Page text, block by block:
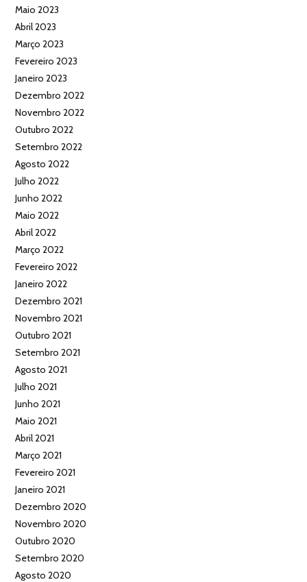
Maio 2023
Abril 2023
Março 2023
Fevereiro 2023
Janeiro 2023
Dezembro 2022
Novembro 2022
Outubro 2022
Setembro 2022
Agosto 2022
Julho 2022
Junho 2022
Maio 2022
Abril 2022
Março 2022
Fevereiro 2022
Janeiro 2022
Dezembro 2021
Novembro 2021
Outubro 2021
Setembro 2021
Agosto 2021
Julho 2021
Junho 2021
Maio 2021
Abril 2021
Março 2021
Fevereiro 2021
Janeiro 2021
Dezembro 2020
Novembro 2020
Outubro 2020
Setembro 2020
Agosto 2020